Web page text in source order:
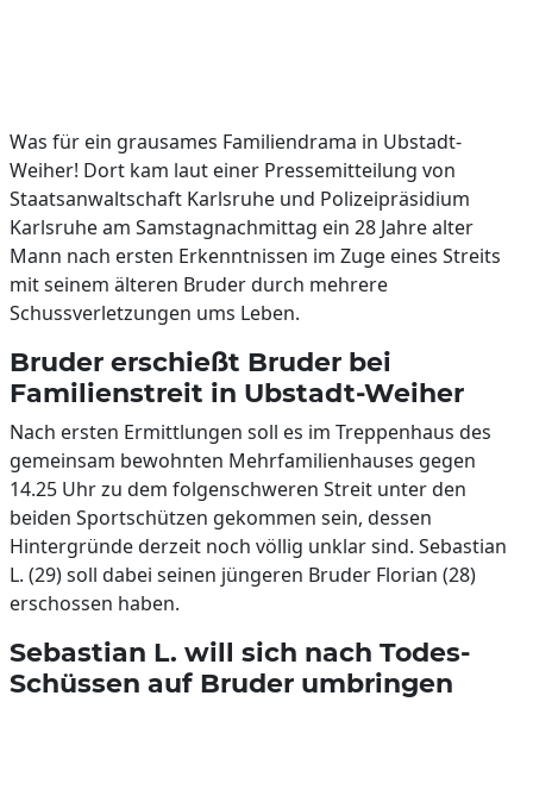
Was für ein grausames Familiendrama in Ubstadt-
Weiher! Dort kam laut einer Pressemitteilung von
Staatsanwaltschaft Karlsruhe und Polizeipräsidium
Karlsruhe am Samstagnachmittag ein 28 Jahre alter
Mann nach ersten Erkenntnissen im Zuge eines Streits
mit seinem älteren Bruder durch mehrere
Schussverletzungen ums Leben.
Bruder erschießt Bruder bei
Familienstreit in Ubstadt-Weiher
Nach ersten Ermittlungen soll es im Treppenhaus des
gemeinsam bewohnten Mehrfamilienhauses gegen
14.25 Uhr zu dem folgenschweren Streit unter den
beiden Sportschützen gekommen sein, dessen
Hintergründe derzeit noch völlig unklar sind. Sebastian
L. (29) soll dabei seinen jüngeren Bruder Florian (28)
erschossen haben.
Sebastian L. will sich nach Todes-
Schüssen auf Bruder umbringen